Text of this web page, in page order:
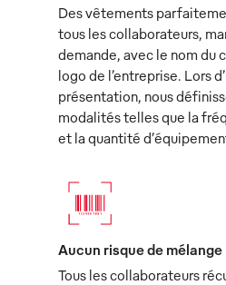
Des vêtements
tous les collaborateurs,
demande, avec le nom du
logo de l’entreprise. Lors
présentation, nous
modalités telles que la
et la quantité
Aucun risque de mélange
Tous les collaborateurs